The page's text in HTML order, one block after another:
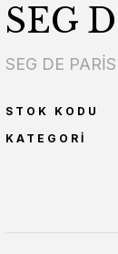
SEG
SEG DE PARİS
STOK KODU
KATEGORI